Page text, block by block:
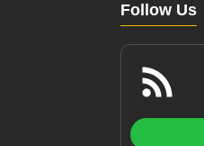
Follow Us